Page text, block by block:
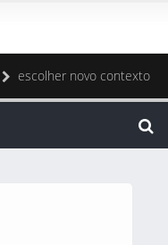
escolher novo contexto